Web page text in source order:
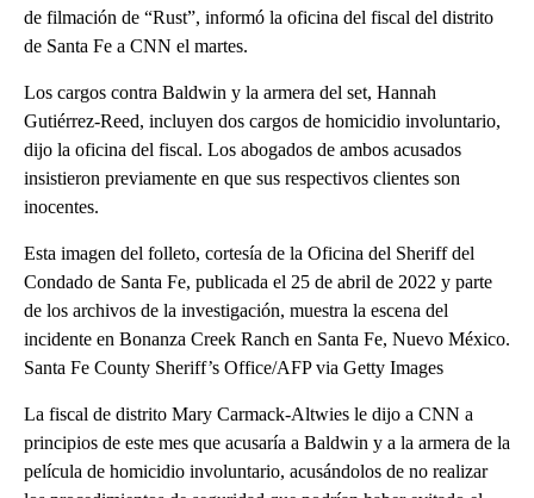
de filmación de “Rust”, informó la oficina del fiscal del distrito
de Santa Fe a CNN el martes.
Los cargos contra Baldwin y la armera del set, Hannah
Gutiérrez-Reed, incluyen dos cargos de homicidio involuntario,
dijo la oficina del fiscal. Los abogados de ambos acusados
insistieron previamente en que sus respectivos clientes son
inocentes.
Esta imagen del folleto, cortesía de la Oficina del Sheriff del
Condado de Santa Fe, publicada el 25 de abril de 2022 y parte
de los archivos de la investigación, muestra la escena del
incidente en Bonanza Creek Ranch en Santa Fe, Nuevo México.
Santa Fe County Sheriff’s Office/AFP via Getty Images
La fiscal de distrito Mary Carmack-Altwies le dijo a CNN a
principios de este mes que acusaría a Baldwin y a la armera de la
película de homicidio involuntario, acusándolos de no realizar